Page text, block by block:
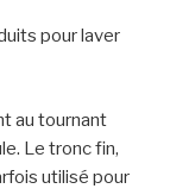
pour laver
au tournant
Le tronc fin,
utilisé pour